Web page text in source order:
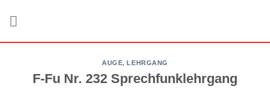
AUGE,LEHRGANG
F-Fu Nr. 232 Sprechfunklehrgang